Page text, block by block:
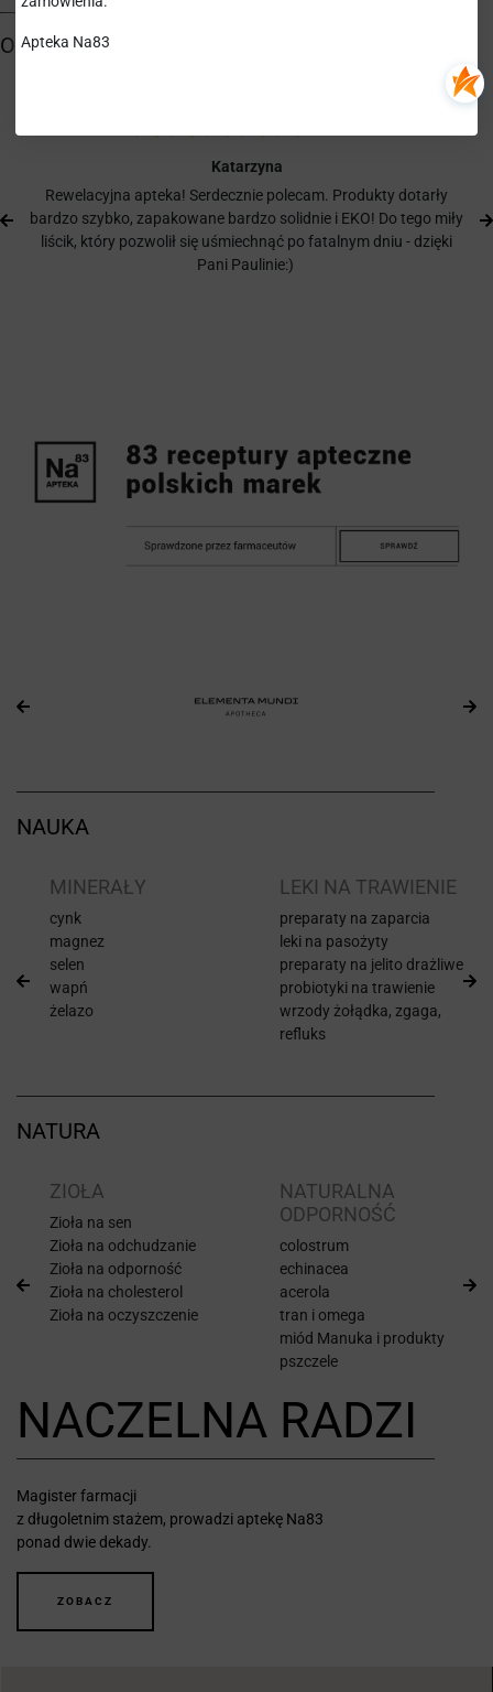
Katarzyna
Rewelacyjna apteka! Serdecznie polecam. Produkty dotarły
bardzo szybko, zapakowane bardzo solidnie i EKO! Do tego miły
liścik, który pozwolił się uśmiechnąć po fatalnym dniu - dzięki
Pani Paulinie:)
NAUKA
MINERAŁY
cynk
magnez
selen
wapń
żelazo
LEKI NA TRAWIENIE
preparaty na zaparcia
leki na pasożyty
preparaty na jelito drażliwe
probiotyki na trawienie
wrzody żołądka, zgaga,
refluks
NATURA
ZIOŁA
Zioła na sen
Zioła na odchudzanie
Zioła na odporność
Zioła na cholesterol
Zioła na oczyszczenie
NATURALNA
ODPORNOŚĆ
colostrum
echinacea
acerola
tran i omega
miód Manuka i produkty
pszczele
NACZELNA RADZI
Magister farmacji
z długoletnim stażem, prowadzi aptekę Na83
ponad dwie dekady.
ZOBACZ
Apteka Na83